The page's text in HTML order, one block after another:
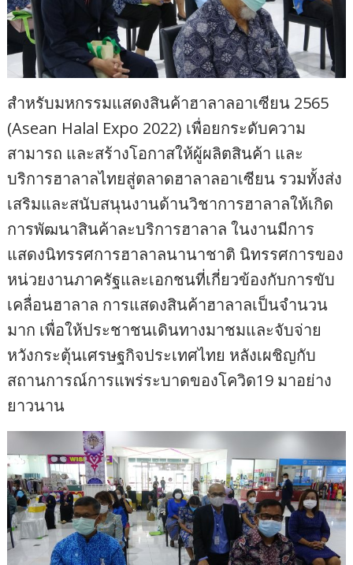
สำหรับมหกรรมแสดงสินค้าฮาลาลอาเซียน 2565
(Asean Halal Expo 2022) เพื่อยกระดับความ
สามารถ และสร้างโอกาสให้ผู้ผลิตสินค้า และ
บริการฮาลาลไทยสู่ตลาดฮาลาลอาเซียน รวมทั้งส่ง
เสริมและสนับสนุนงานด้านวิชาการฮาลาลให้เกิด
การพัฒนาสินค้าละบริการฮาลาล ในงานมีการ
แสดงนิทรรศการฮาลาลนานาชาติ นิทรรศการของ
หน่วยงานภาครัฐและเอกชนที่เกี่ยวข้องกับการขับ
เคลื่อนฮาลาล การแสดงสินค้าฮาลาลเป็นจำนวน
มาก เพื่อให้ประชาชนเดินทางมาชมและจับจ่าย
หวังกระตุ้นเศรษฐกิจประเทศไทย หลังเผชิญกับ
สถานการณ์การแพร่ระบาดของโควิด19 มาอย่าง
ยาวนาน